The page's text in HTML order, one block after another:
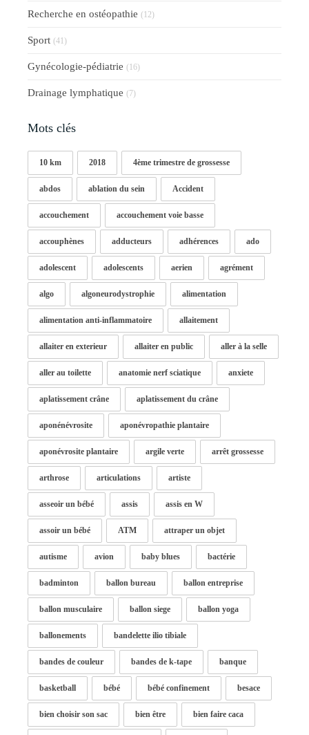
Recherche en ostéopathie (12)
Sport (41)
Gynécologie-pédiatrie (16)
Drainage lymphatique (7)
Mots clés
10 km 2018 4ème trimestre de grossesse
abdos ablation du sein Accident
accouchement accouchement voie basse
accouphènes adducteurs adhérences ado
adolescent adolescents aerien agrément
algo algoneurodystrophie alimentation
alimentation anti-inflammatoire allaitement
allaiter en exterieur allaiter en public aller à la selle
aller au toilette anatomie nerf sciatique anxiete
aplatissement crâne aplatissement du crâne
aponénévrosite aponévropathie plantaire
aponévrosite plantaire argile verte arrêt grossesse
arthrose articulations artiste
asseoir un bébé assis assis en W
assoir un bébé ATM attraper un objet
autisme avion baby blues bactérie
badminton ballon bureau ballon entreprise
ballon musculaire ballon siege ballon yoga
ballonements bandelette ilio tibiale
bandes de couleur bandes de k-tape banque
basketball bébé bébé confinement besace
bien choisir son sac bien être bien faire caca